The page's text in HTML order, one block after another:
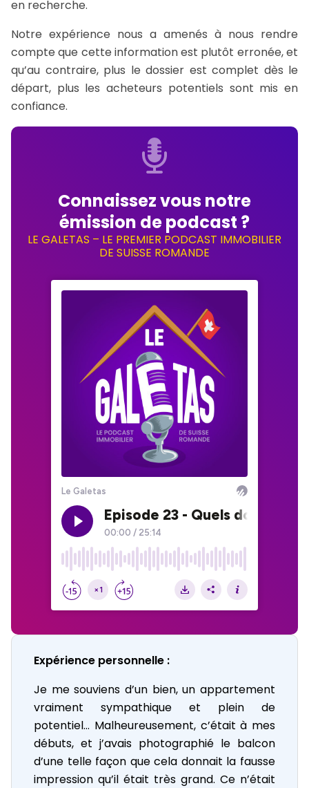
en recherche.
Notre expérience nous a amenés à nous rendre
compte que cette information est plutôt erronée, et
qu’au contraire, plus le dossier est complet dès le
départ, plus les acheteurs potentiels sont mis en
confiance.
Connaissez vous notre
émission de podcast ?
LE GALETAS – LE PREMIER PODCAST IMMOBILIER
DE SUISSE ROMANDE
Expérience personnelle :
Je me souviens d’un bien, un appartement
vraiment sympathique et plein de
potentiel… Malheureusement, c’était à mes
débuts, et j’avais photographié le balcon
d’une telle façon que cela donnait la fausse
impression qu’il était très grand. Ce n’était